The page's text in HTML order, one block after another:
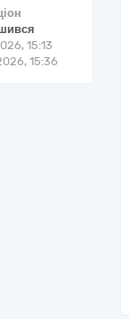
15:13
15:36